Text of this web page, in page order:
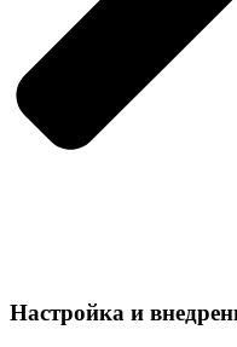
Настройка и